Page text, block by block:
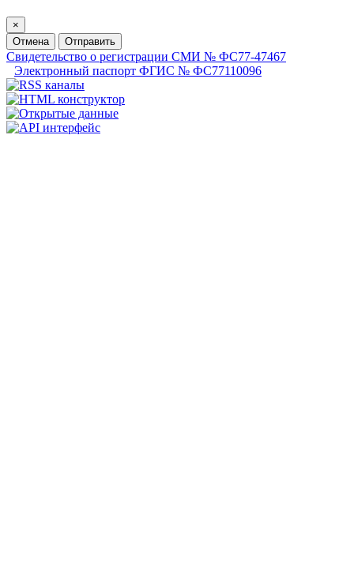
×
Отмена
Отправить
Свидетельство о регистрации СМИ № ФС77-47467
Электронный паспорт ФГИС № ФС77110096